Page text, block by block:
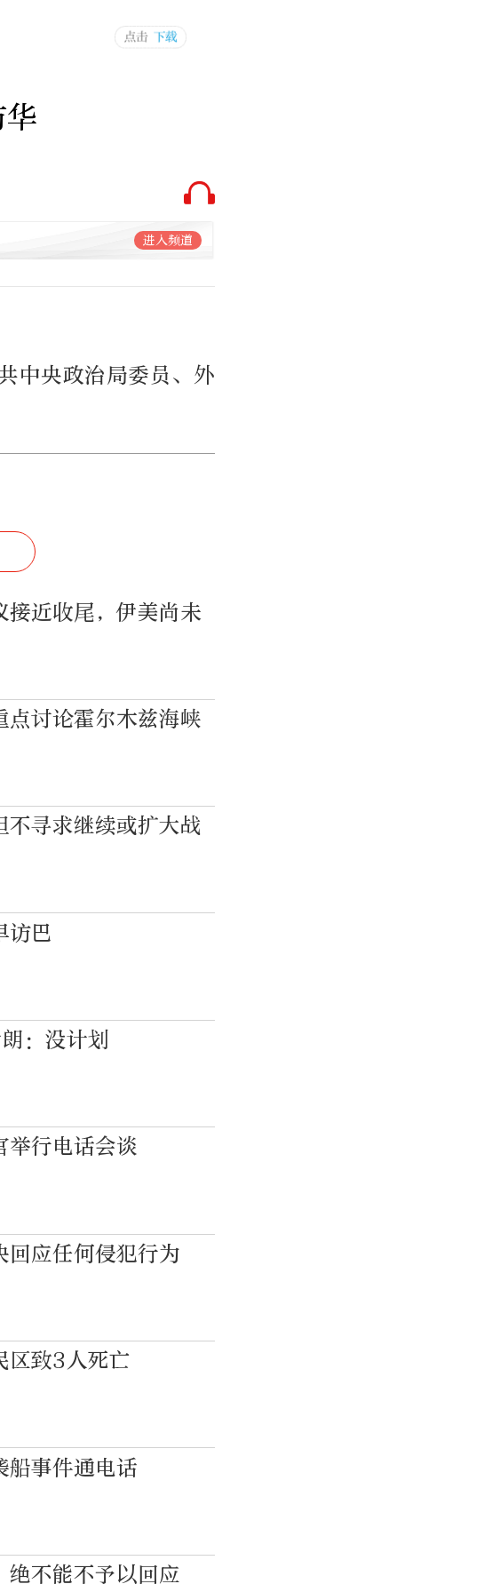
进入频道
中央政治局委员、外
接近收尾，伊美尚未
点讨论霍尔木兹海峡
寻求继续或扩大战
访巴
：没计划
举行电话会谈
回应任何侵犯行为
区致3人死亡
船事件通电话
绝不能不予以回应